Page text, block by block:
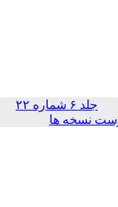
جلد ۶ شماره ۲۲
نسخه ها